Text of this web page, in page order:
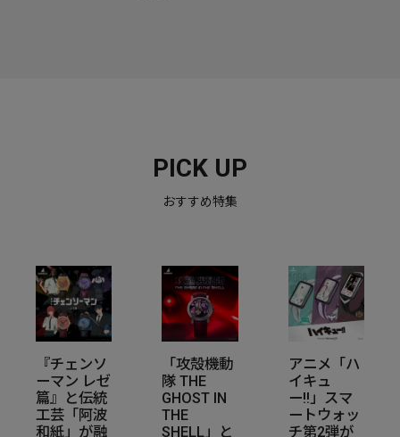
PICK UP
おすすめ特集
『チェンソ
ーマン レゼ
篇』と伝統
工芸「阿波
和紙」が融
「攻殻機動
隊 THE
GHOST IN
THE
SHELL」と
アニメ「ハ
イキュ
ー!!」スマ
ートウォッ
チ第2弾が